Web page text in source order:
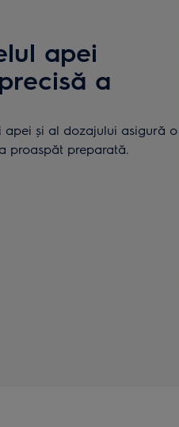
apei
a
și al dozajului asigură o
proaspăt preparată.